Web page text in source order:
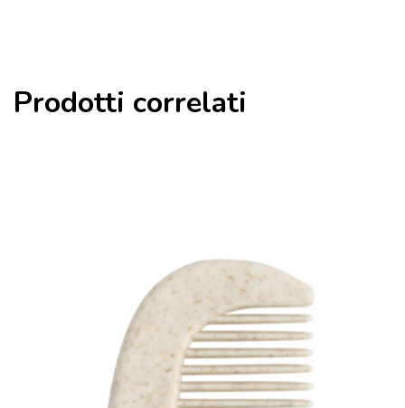
Prodotti correlati